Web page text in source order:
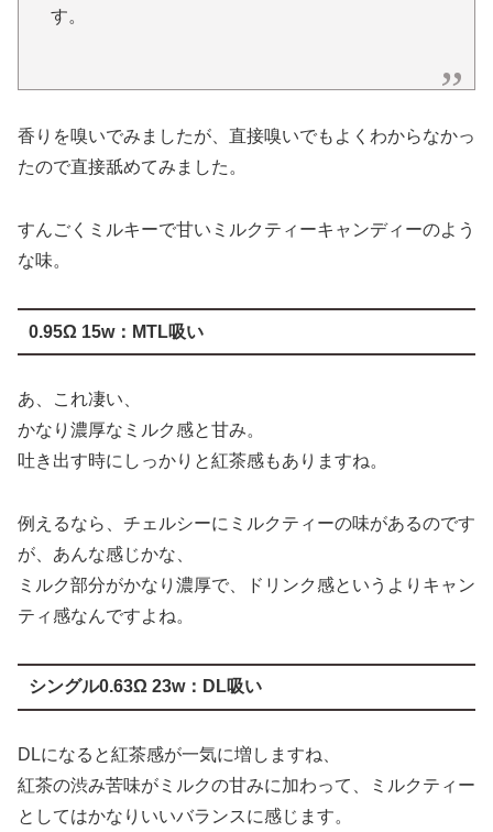
す。
香りを嗅いでみましたが、直接嗅いでもよくわからなかっ
たので直接舐めてみました。
すんごくミルキーで甘いミルクティーキャンディーのよう
な味。
0.95Ω 15w：MTL吸い
あ、これ凄い、
かなり濃厚なミルク感と甘み。
吐き出す時にしっかりと紅茶感もありますね。
例えるなら、チェルシーにミルクティーの味があるのです
が、あんな感じかな、
ミルク部分がかなり濃厚で、ドリンク感というよりキャン
ティ感なんですよね。
シングル0.63Ω 23w：DL吸い
DLになると紅茶感が一気に増しますね、
紅茶の渋み苦味がミルクの甘みに加わって、ミルクティー
としてはかなりいいバランスに感じます。